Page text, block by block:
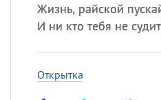
Жизнь, райской
И ни кто тебя не
Открытка